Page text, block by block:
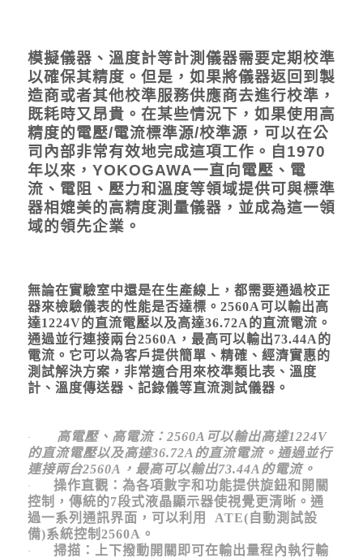
模擬儀器、溫度計等計測儀器需要定期校準
以確保其精度。但是，如果將儀器返回到製
造商或者其他校準服務供應商去進行校準，
既耗時又昂貴。在某些情況下，如果使用高
精度的電壓/電流標準源/校準源，可以在公
司內部非常有效地完成這項工作。自1970
年以來，YOKOGAWA一直向電壓、電
流、電阻、壓力和溫度等領域提供可與標準
器相媲美的高精度測量儀器，並成為這一領
域的領先企業。
無論在實驗室中還是在生產線上，都需要通過校正
器來檢驗儀表的性能是否達標。2560A可以輸出高
達1224V的直流電壓以及高達36.72A的直流電流。
通過並行連接兩台2560A，最高可以輸出73.44A的
電流。它可以為客戶提供簡單、精確、經濟實惠的
測試解決方案，非常適合用來校準類比表、溫度
計、溫度傳送器、記錄儀等直流測試儀器。
·
高電壓、高電流：2560A可以輸出高達1224V
的直流電壓以及高達36.72A的直流電流。通過並行
連接兩台2560A，最高可以輸出73.44A的電流。
·
操作直觀：為各項數字和功能提供旋鈕和開關
控制，傳統的7段式液晶顯示器使視覺更清晰。通
過一系列通訊界面，可以利用 ATE(自動測試設
備)系統控制2560A。
·
掃描：上下撥動開關即可在輸出量程內執行輸